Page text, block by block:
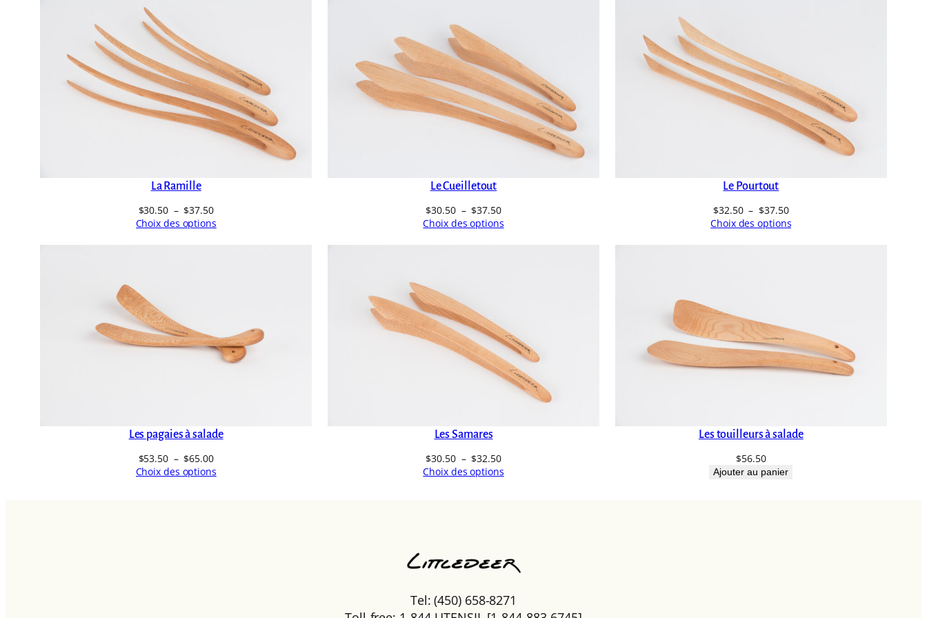
La Ramille
$30.50 – $37.50Plage
de
Choix des options
Le Cueilletout
$30.50 – $37.50Plage
de
Choix des options
Le Pourtout
$32.50 – $37.50Plage
de
Choix des options
Les pagaies à salade
$53.50 – $65.00Plage
de
Choix des options
Les Samares
$30.50 – $32.50Plage
de
Choix des options
Les touilleurs à salade
$56.50
Ajouter au panier
Tel: (450) 658-8271